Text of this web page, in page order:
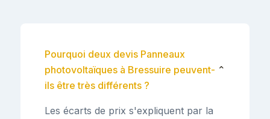
Pourquoi deux devis Panneaux
photovoltaïques à Bressuire peuvent-
ils être très différents ?
⌄
Les écarts de prix s'expliquent par la